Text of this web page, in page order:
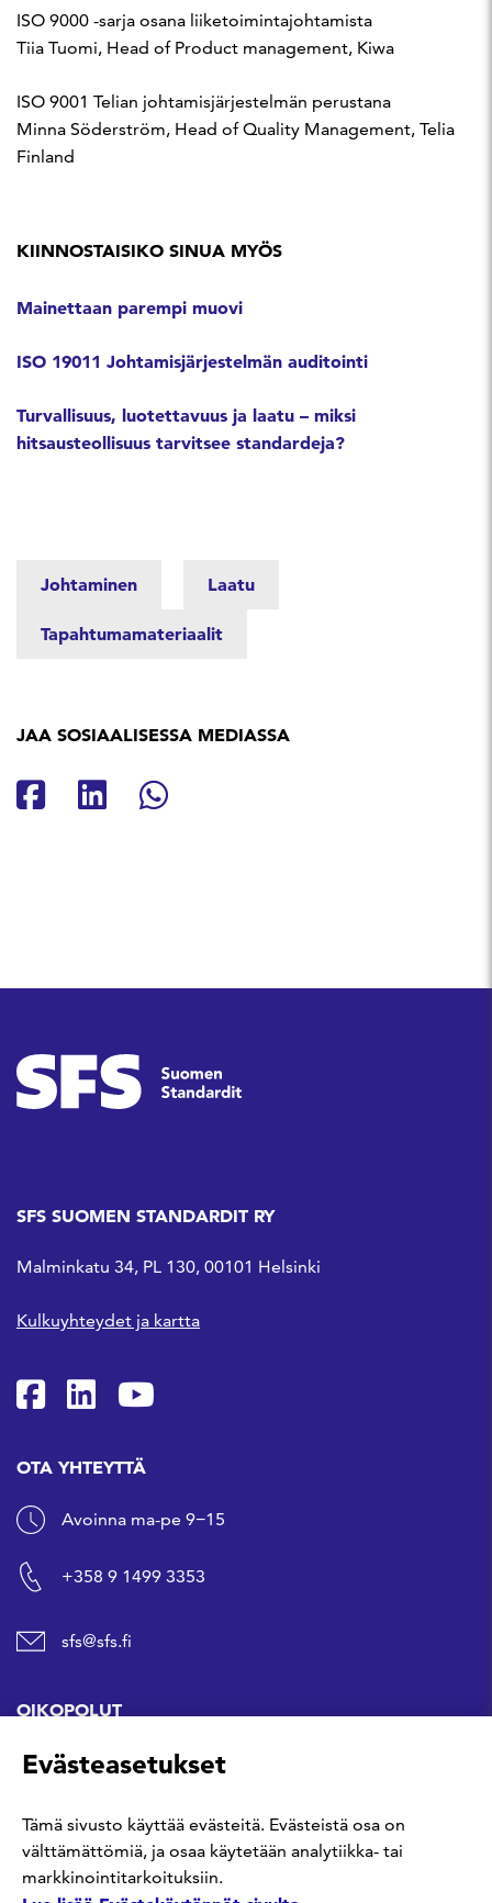
ISO 9000 -sarja osana liiketoimintajohtamista
Tiia Tuomi, Head of Product management, Kiwa
ISO 9001 Telian johtamisjärjestelmän perustana
Minna Söderström, Head of Quality Management, Telia
Finland
KIINNOSTAISIKO SINUA MYÖS
Mainettaan parempi muovi
ISO 19011 Johtamisjärjestelmän auditointi
Turvallisuus, luotettavuus ja laatu – miksi
hitsausteollisuus tarvitsee standardeja?
Johtaminen Laatu
Tapahtumamateriaalit
JAA SOSIAALISESSA MEDIASSA
Jaa Facebookissa
Jaa Linkedinissä
Jaa Whatsappissa
SFS SUOMEN STANDARDIT RY
Malminkatu 34, PL 130, 00101 Helsinki
Kulkuyhteydet ja kartta
SFS Facebookissa
SFS Linkedinissä
SFS Youtubessa
OTA YHTEYTTÄ
Avoinna ma-pe 9−15
+358 9 1499 3353
sfs@sfs.fi
OIKOPOLUT
Hanki standardi
Kommentoi tekeillä olevia standardeja
Evästeasetukset
Tämä sivusto käyttää evästeitä. Evästeistä osa on
välttämättömiä, ja osaa käytetään analytiikka- tai
markkinointitarkoituksiin.